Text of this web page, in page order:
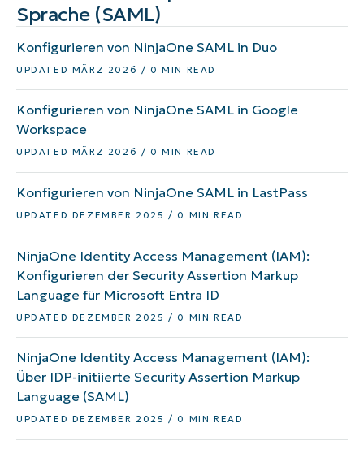
Sprache (SAML)
Konfigurieren von NinjaOne SAML in Duo
UPDATED MÄRZ 2026 / 0 MIN READ
Konfigurieren von NinjaOne SAML in Google
Workspace
UPDATED MÄRZ 2026 / 0 MIN READ
Konfigurieren von NinjaOne SAML in LastPass
UPDATED DEZEMBER 2025 / 0 MIN READ
NinjaOne Identity Access Management (IAM):
Konfigurieren der Security Assertion Markup
Language für Microsoft Entra ID
UPDATED DEZEMBER 2025 / 0 MIN READ
NinjaOne Identity Access Management (IAM):
Über IDP-initiierte Security Assertion Markup
Language (SAML)
UPDATED DEZEMBER 2025 / 0 MIN READ